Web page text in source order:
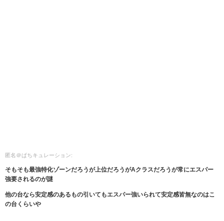
匿名＠ぱちキュレーション:
そもそも最強特化ゾーンだろうが上位だろうがAクラスだろうが常にエスパー
強要されるのが謎
他の台なら安定感のあるもの引いてもエスパー強いられて安定感皆無なのはこ
の台くらいや